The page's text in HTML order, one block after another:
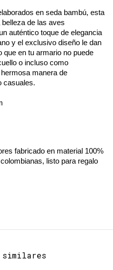
en seda bambú, esta
de las aves
auténtico toque de elegancia
y el exclusivo diseño le dan
que en tu armario no puede
o incluso como
manera de
casuales.
fabricado en material 100%
listo para regalo
similares